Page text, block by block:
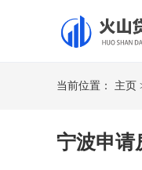
当前位置： 主页
宁波申请